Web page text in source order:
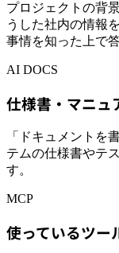
プロジェクトの背
うした社内の情報
事情を知った上で
AI DOCS
仕様書・マニュ
「ドキュメントを
テムの仕様書やテ
す。
MCP
使っているツー